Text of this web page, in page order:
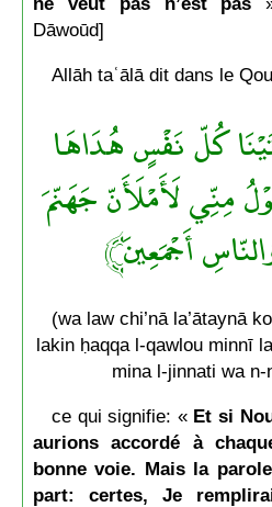
Dāwoūd]
Allāh taʿālā dit dans le
كُلّ نَفْسٍ هُدَاهَا
لَأَمْلَأَنّ جَهَنّمَ
أَجْمَعِينَ﴾
(wa law chi’nā la’ātaynā
lakin ḥaqqa l-qawlou minnī
mina l-jinnati wa n-
ce qui signifie: « Et si
aurions accordé à
bonne voie. Mais la
part: certes, Je